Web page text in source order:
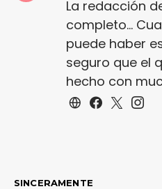
La redacción
completo...
puede haber
seguro que el
hecho con
SINCERAMENTE